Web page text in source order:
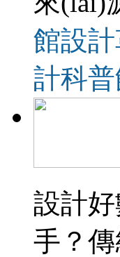
館設計
計科
設計
手